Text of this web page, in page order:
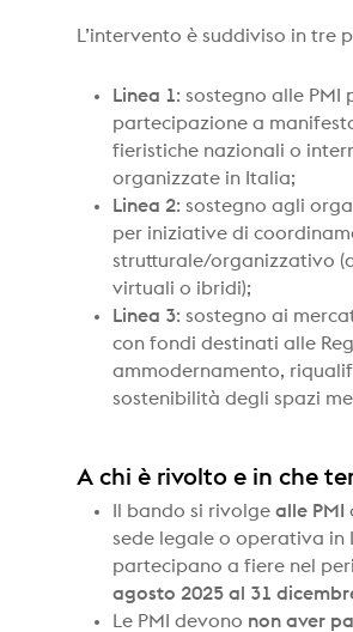
L’intervento è suddiviso in tre
Linea 1: sostegno alle PMI
partecipazione a
fieristiche nazionali o
organizzate in Italia;
Linea 2: sostegno agli
per iniziative di
strutturale/organizzativo
virtuali o ibridi);
Linea 3: sostegno ai
con fondi destinati alle
ammodernamento,
sostenibilità degli spazi
A chi è rivolto e in che
Il bando si rivolgealle PMI
sede legale o operativa in
partecipano a fiere nel
agosto 2025 al 31
Le PMI devono non aver